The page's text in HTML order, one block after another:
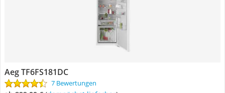
Aeg TF6FS181DC
7 Bewertungen